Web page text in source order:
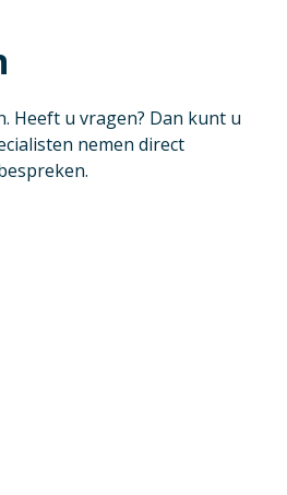
Heeft u vragen? Dan kunt u
nemen direct